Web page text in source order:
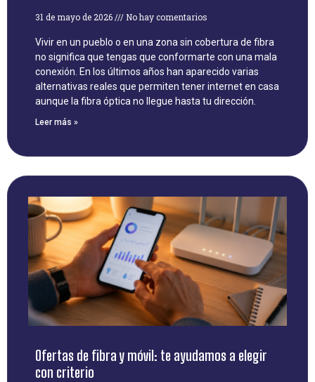
31 de mayo de 2026 No hay comentarios
Vivir en un pueblo o en una zona sin cobertura de fibra
no significa que tengas que conformarte con una mala
conexión. En los últimos años han aparecido varias
alternativas reales que permiten tener internet en casa
aunque la fibra óptica no llegue hasta tu dirección.
Leer más »
Ofertas de fibra y móvil: te ayudamos a elegir
con criterio